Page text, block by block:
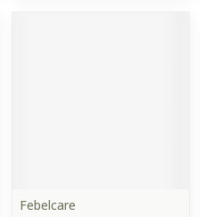
Febelcare